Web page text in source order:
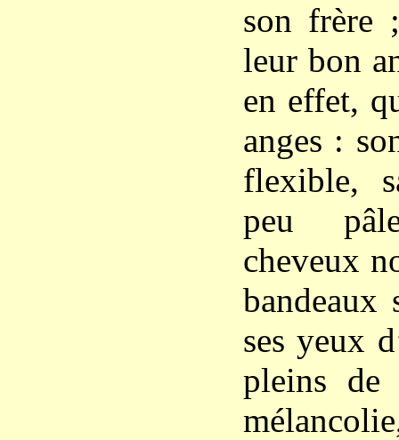
son frère
leur bon
en effet,
anges :
flexible,
peu
cheveux
ses yeux
pleins de